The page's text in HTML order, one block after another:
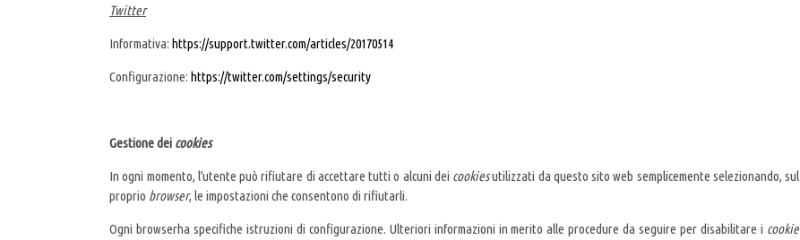
Twitter
Informativa: https://support.twitter.com/articles/20170514
Configurazione: https://twitter.com/settings/security
Gestione dei cookies
In ogni momento, l’utente può rifiutare di accettare tutti o alcuni dei cookiesutilizzati da questo sito web semplicemente selezionando, sul
proprio browser, le impostazioni che consentono di rifiutarli.
Ogni browserha specifiche istruzioni di configurazione. Ulteriori informazioni in merito alle procedure da seguire per disabilitare i cookie